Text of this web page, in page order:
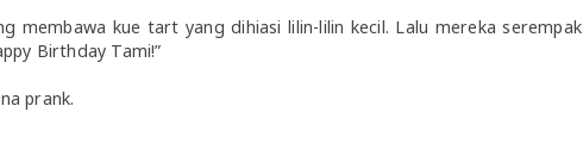
membawa kue tart yang dihiasi lilin-lilin kecil. Lalu mereka serempak
Birthday Tami!”
prank.